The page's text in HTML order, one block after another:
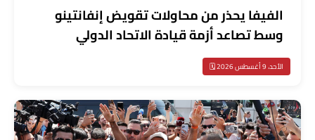
الفيفا يحذر من محاولات تقويض إنفانتينو
وسط تصاعد أزمة قيادة الاتحاد الدولي
الأحد، 9 أغسطس 2026 🗓️